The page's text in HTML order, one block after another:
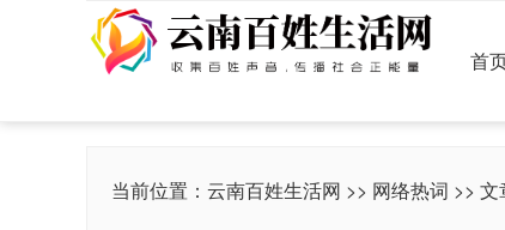
首
当前位置： 云南百姓生活网 >> 网络热词 >>